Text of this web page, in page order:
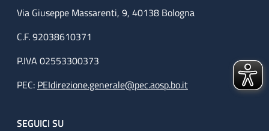
Via Giuseppe Massarenti, 9, 40138 Bologna
C.F. 92038610371
P.IVA 02553300373
PEC: PEIdirezione.generale@pec.aosp.bo.it
SEGUICI SU